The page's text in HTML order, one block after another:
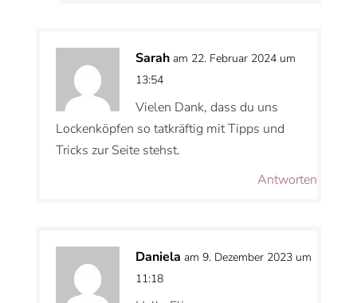
Sarah am 22. Februar 2024 um
13:54
Vielen Dank, dass du uns
Lockenköpfen so tatkräftig mit Tipps und
Tricks zur Seite stehst.
Antworten
Daniela am 9. Dezember 2023 um
11:18